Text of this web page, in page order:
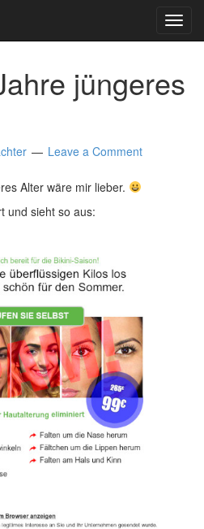
jüngeres
Leave a Comment
Alter wäre mir lieber.
und sieht so aus: